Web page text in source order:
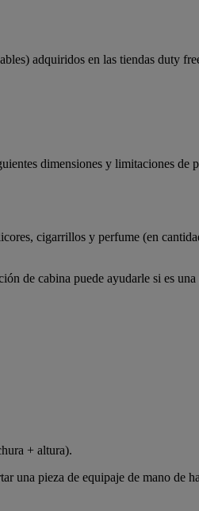
adquiridos en las tiendas duty
dimensiones y limitaciones de
cigarrillos y perfume (en
de cabina puede ayudarle si es
+ altura).
una pieza de equipaje de mano de